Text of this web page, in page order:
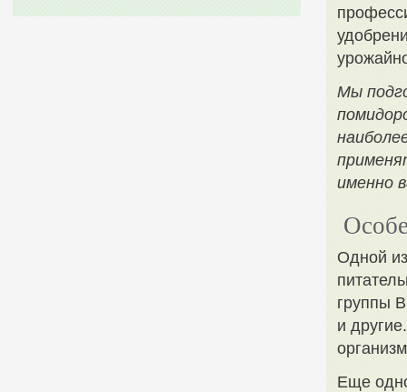
Мы
именно
Одной
группы
и
Еще